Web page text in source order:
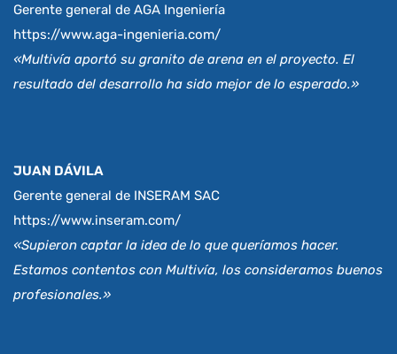
Gerente general de AGA Ingeniería
https://www.aga-ingenieria.com/
«Multivía aportó su granito de arena en el proyecto. El
resultado del desarrollo ha sido mejor de lo esperado.»
JUAN DÁVILA
Gerente general de INSERAM SAC
https://www.inseram.com/
«Supieron captar la idea de lo que queríamos hacer.
Estamos contentos con Multivía, los consideramos buenos
profesionales.»